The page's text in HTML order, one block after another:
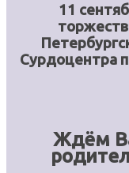
11
Сурдоцентра
Ждём